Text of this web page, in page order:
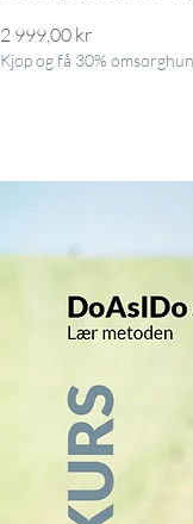
Pris
2 999,00 kr
Kjøp og få 30%